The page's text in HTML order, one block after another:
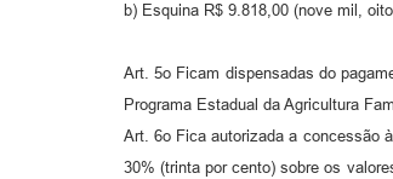
b) Esquina R$ 9.818,00 (nove mil,
Art. 5o Ficam dispensadas do
Programa Estadual da Agricultura
Art. 6o Fica autorizada a concessão
30% (trinta por cento) sobre os